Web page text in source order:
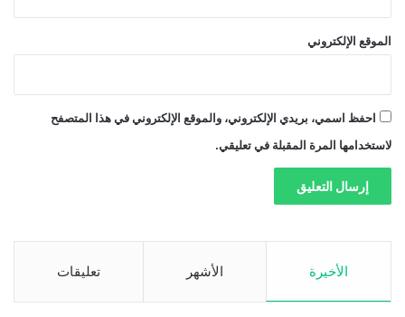
الموقع الإلكتروني
احفظ اسمي، بريدي الإلكتروني، والموقع الإلكتروني في هذا المتصفح
لاستخدامها المرة المقبلة في تعليقي.
الأخيرة الأشهر تعليقات